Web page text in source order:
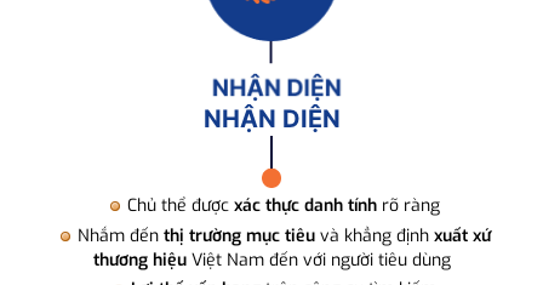
NHẬN DIỆN
Chủ thể được xác thực danh tính rõ ràng
Nhắm đến thị trường mục tiêuvà khẳng định xuất xứ
thương hiệuViệt Nam đến với người tiêu dùng